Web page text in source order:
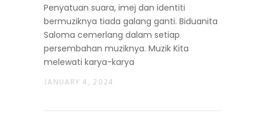
Penyatuan suara, imej dan identiti
bermuziknya tiada galang ganti. Biduanita
Saloma cemerlang dalam setiap
persembahan muziknya. Muzik Kita
melewati karya-karya
JANUARY 4, 2024